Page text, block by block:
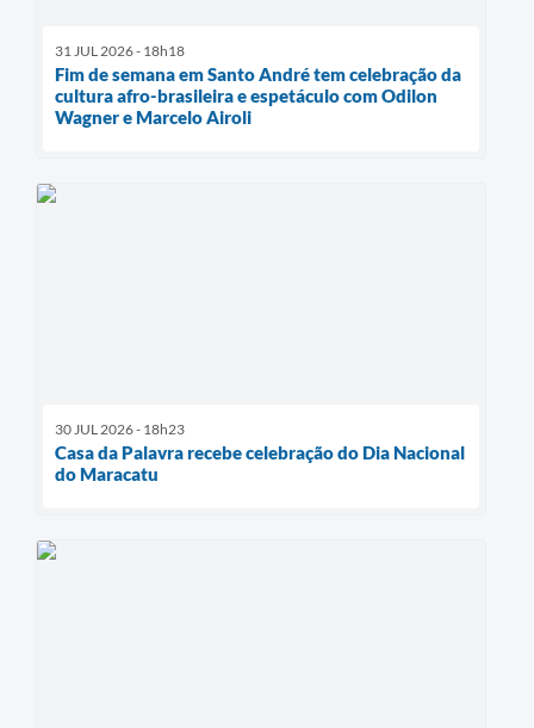
31 JUL 2026 - 18h18
Fim de semana em Santo André tem celebração da
cultura afro-brasileira e espetáculo com Odilon
Wagner e Marcelo Airoli
30 JUL 2026 - 18h23
Casa da Palavra recebe celebração do Dia Nacional
do Maracatu